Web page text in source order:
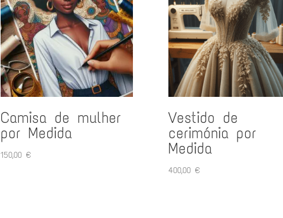
Camisa de mulher
por Medida
150,00 €
Vestido de
cerimónia por
Medida
400,00 €